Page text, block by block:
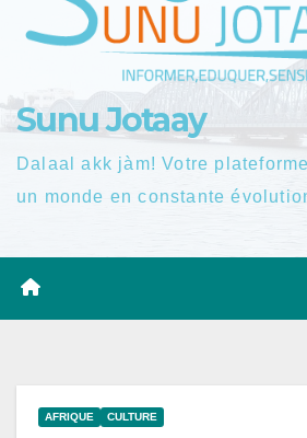
Sunu Jotaay
Dalaal akk jàm! Votre
un monde en constante
AFRIQUE CULTURE